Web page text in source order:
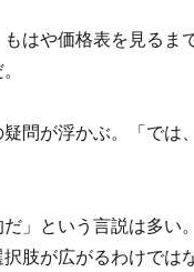
はや価格表を見るま
問が浮かぶ。「では
だ」という言説は多
肢が広がるわけでは